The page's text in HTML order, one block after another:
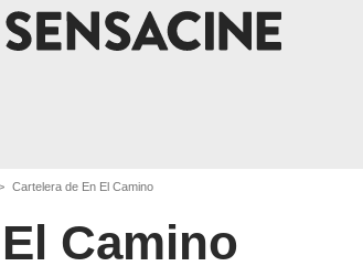
Cartelera de En El Camino
Camino